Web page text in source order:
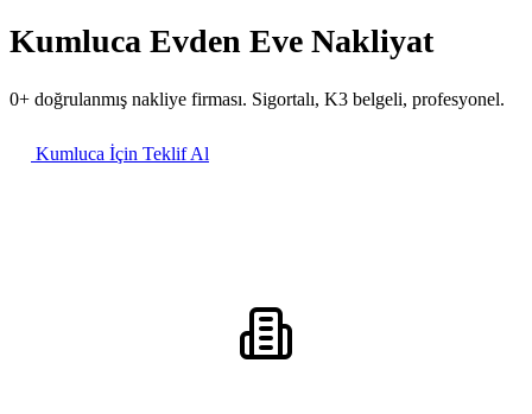
Kumluca Evden Eve Nakliyat
0+ doğrulanmış nakliye firması. Sigortalı, K3 belgeli, profesyonel.
Kumluca İçin Teklif Al